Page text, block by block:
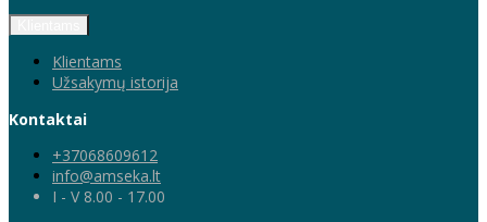
Klientams
Užsakymų istorija
Kontaktai
+37068609612
info@amseka.lt
I - V 8.00 - 17.00